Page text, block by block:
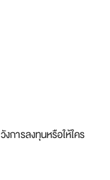
งการลงทุนหรือให้ใคร